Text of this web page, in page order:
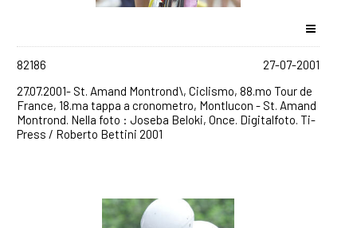
82186
27-07-2001
27.07.2001- St. Amand Montrond\, Ciclismo, 88.mo Tour de
France, 18.ma tappa a cronometro, Montlucon - St. Amand
Montrond. Nella foto : Joseba Beloki, Once. Digitalfoto. Ti-
Press / Roberto Bettini 2001